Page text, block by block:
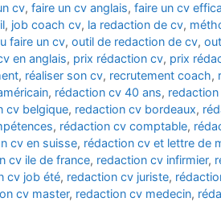
cv, faire un cv anglais, faire un cv
, job coach cv, la redaction de cv,
faire un cv, outil de redaction de cv,
en anglais, prix rédaction cv, prix
, réaliser son cv, recrutement coach,
, rédaction cv 40 ans,
cv belgique, redaction cv bordeaux,
, rédaction cv comptable,
cv en suisse, rédaction cv et lettre de
cv ile de france, redaction cv infirmier,
cv job été, redaction cv juriste,
cv master, redaction cv medecin,